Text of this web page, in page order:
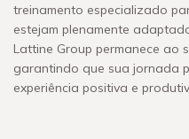
treinamento especializado
estejam plenamente
Lattine Group permanece ao
garantindo que sua jornada
experiência positiva e